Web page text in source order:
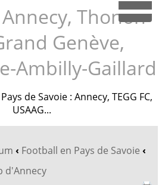
Thonon-
Genève,
Ambilly-Gaillard
de Savoie : Annecy, TEGG FC,
USAAG...
‹ Football en Pays de Savoie ‹
d'Annecy